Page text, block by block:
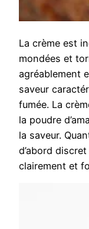
La crème est
mondées et
agréablement
saveur
fumée. La
la poudre
la saveur.
d’abord
clairement et